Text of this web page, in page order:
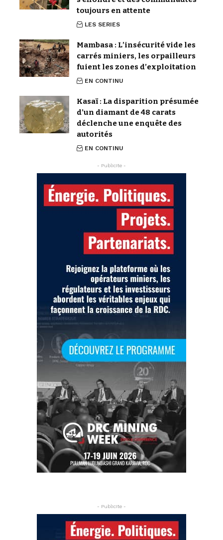
toujours en attente
LES SERIES
Mambasa : L’insécurité vide les
carrés miniers, les orpailleurs
fuient les zones d’exploitation
EN CONTINU
Kasaï : La disparition présumée
d’un diamant de 48 carats
déclenche une enquête des
autorités
EN CONTINU
- Publicite -
- Publicite -